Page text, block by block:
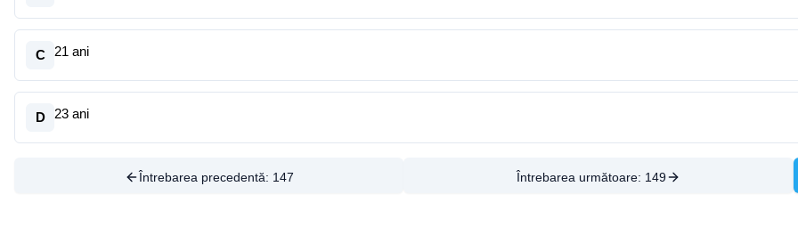
C 21 ani
D 23 ani
Întrebarea precedentă: 147 Întrebarea următoare: 149